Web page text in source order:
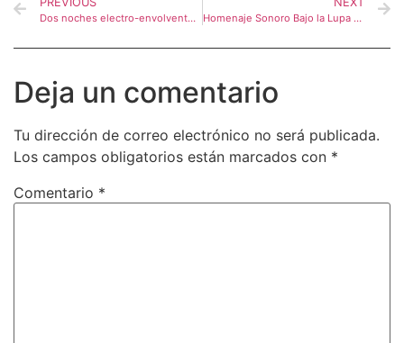
Dos noches electro-envolventes con Belanova Homenaje Sonoro Bajo la Lupa Femenina
Deja un comentario
Tu dirección de correo electrónico no será publicada.
Los campos obligatorios están marcados con *
Comentario *